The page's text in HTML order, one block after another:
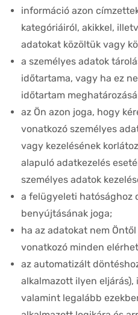
információ azon
kategóriáiról, akikkel,
adatokat közöltük vagy
a személyes adatok
időtartama, vagy ha ez
időtartam
az Ön azon joga, hogy
vonatkozó személyes
vagy kezelésének
alapuló adatkezelés
személyes adatok
a felügyeleti hatósághoz
benyújtásának joga;
ha az adatokat nem
vonatkozó minden
az automatizált
alkalmazott ilyen
valamint legalább